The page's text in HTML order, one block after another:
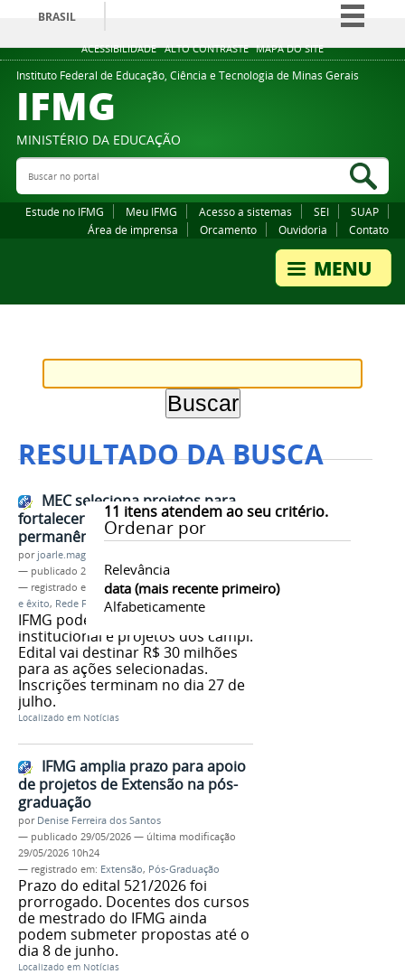
ACESSIBILIDADE ALTO CONTRASTE MAPA DO SITE
BRASIL
Simplifique!
Comunica BR
Legislação
Instituto Federal de Educação, Ciência e Tecnologia de Minas Gerais
IFMG
MINISTÉRIO DA EDUCAÇÃO
Buscar no portal
Estude no IFMG Meu IFMG Acesso a sistemas SEI
SUAP
Área de imprensa
Orcamento Ouvidoria Contato
RESULTADO DA BUSCA
11 itens atendem ao seu critério.
Ordenar por
Relevância
data (mais recente primeiro)
Alfabeticamente
MEC seleciona projetos para
fortalecer ações de acesso,
permanência e êxito estudantil
por joarle.magalhaes
— publicado 22/07/2026
— registrado em:
Setec/MEC,Acesso, permanência
e êxito, Rede Federal,MEC,Extensão
IFMG pode submeter proposta
institucional e projetos dos campi.
Edital vai destinar R$ 30 milhões
para as ações selecionadas.
Inscrições terminam no dia 27 de
julho.
Localizado em Notícias
IFMG amplia prazo para apoio
de projetos de Extensão na pós-
graduação
por Denise Ferreira dos Santos
— publicado 29/05/2026 — última modificação
29/05/2026 10h24
— registrado em: Extensão, Pós-Graduação
Prazo do edital 521/2026 foi
prorrogado. Docentes dos cursos
de mestrado do IFMG ainda
podem submeter propostas até o
dia 8 de junho.
Localizado em Notícias